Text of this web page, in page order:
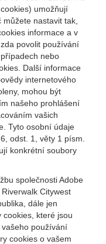
umožňují
nastavit tak,
informace a v
povolit používání
nebo
Další informace
internetového
mohou být
našeho prohlášení
vašich
Tyto osobní údaje
odst. 1, věty 1 písm.
konkrétní soubory
společnosti Adobe
Citywest
dále jen
cookies, které jsou
používání
cookies o vašem